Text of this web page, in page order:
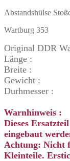
Abstandshülse
Wartburg 353
Original DDR
Länge :
Breite :
Gewicht :
Durhmesser :
Warnhinweis :
Dieses
eingebaut
Achtung: Nicht
Kleinteile.